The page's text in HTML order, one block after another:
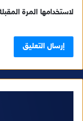
لاستخدامها المرة